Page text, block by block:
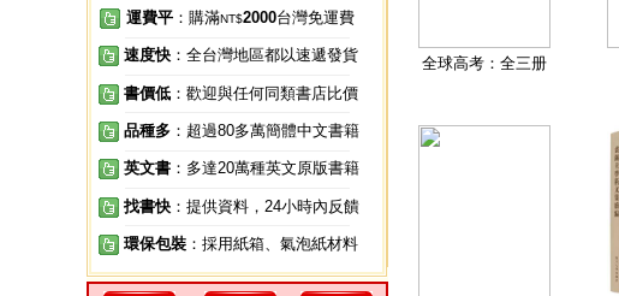
運費平 ：購滿NT$2000台灣免運費
速度快 ：全台灣地區都以速遞發貨
書價低 ：歡迎與任何同類書店比價
品種多 ：超過80多萬簡體中文書籍
英文書 ：多達20萬種英文原版書籍
找書快 ：提供資料，24小時內反饋
環保包裝 ：採用紙箱、氣泡紙材料
全球高考：全三册